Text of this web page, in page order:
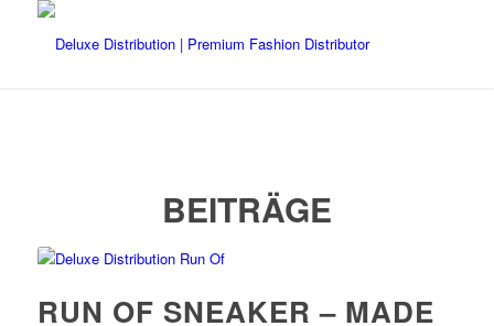
BEITRÄGE
RUN OF SNEAKER – MADE